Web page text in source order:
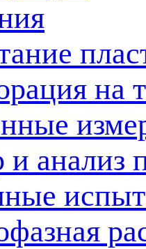
на
и анализ